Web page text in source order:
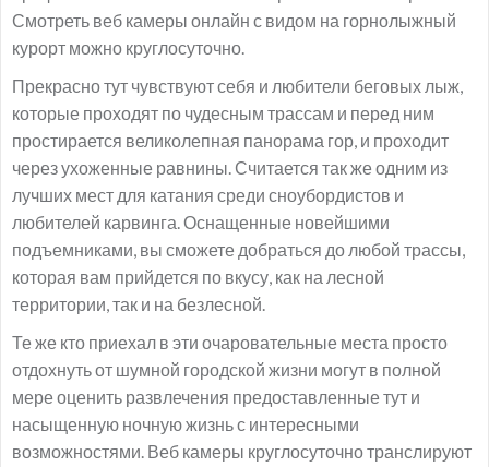
Смотреть веб камеры онлайн с видом на горнолыжный
курорт можно круглосуточно.
Прекрасно тут чувствуют себя и любители беговых лыж,
которые проходят по чудесным трассам и перед ним
простирается великолепная панорама гор, и проходит
через ухоженные равнины. Считается так же одним из
лучших мест для катания среди сноубордистов и
любителей карвинга. Оснащенные новейшими
подъемниками, вы сможете добраться до любой трассы,
которая вам прийдется по вкусу, как на лесной
территории, так и на безлесной.
Те же кто приехал в эти очаровательные места просто
отдохнуть от шумной городской жизни могут в полной
мере оценить развлечения предоставленные тут и
насыщенную ночную жизнь с интересными
возможностями. Веб камеры круглосуточно транслируют